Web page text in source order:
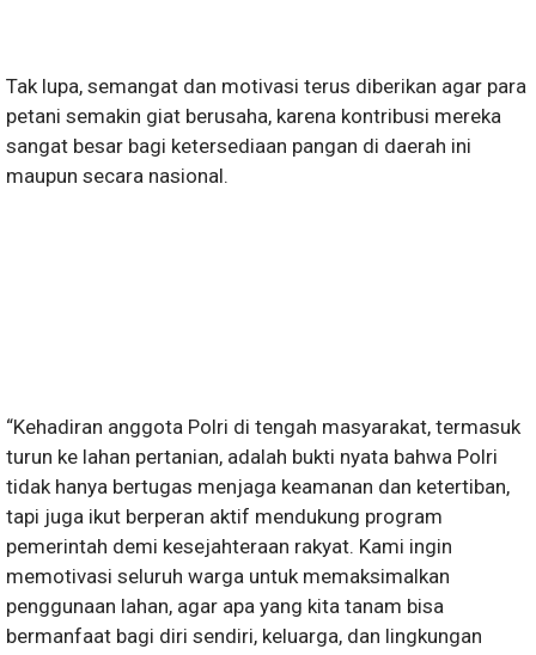
Tak lupa, semangat dan motivasi terus diberikan agar para
petani semakin giat berusaha, karena kontribusi mereka
sangat besar bagi ketersediaan pangan di daerah ini
maupun secara nasional.
“Kehadiran anggota Polri di tengah masyarakat, termasuk
turun ke lahan pertanian, adalah bukti nyata bahwa Polri
tidak hanya bertugas menjaga keamanan dan ketertiban,
tapi juga ikut berperan aktif mendukung program
pemerintah demi kesejahteraan rakyat. Kami ingin
memotivasi seluruh warga untuk memaksimalkan
penggunaan lahan, agar apa yang kita tanam bisa
bermanfaat bagi diri sendiri, keluarga, dan lingkungan